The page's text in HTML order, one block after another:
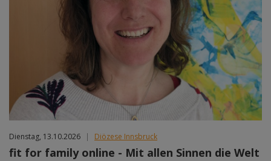
Dienstag, 13.10.2026 | Diözese Innsbruck
fit for family online - Mit allen Sinnen die Welt